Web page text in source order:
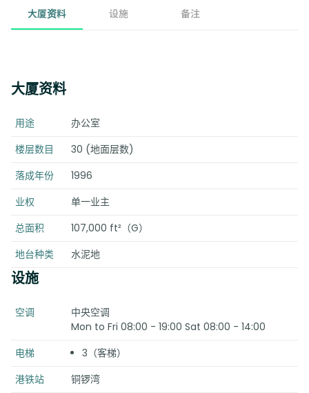
大厦资料 设施 备注
大厦资料
用途
办公室
楼层数目
30 (地面层数)
落成年份
1996
业权
单一业主
总面积
107,000 ft²（G）
地台种类
水泥地
设施
空调
中央空调
Mon to Fri 08:00 - 19:00 Sat 08:00 - 14:00
电梯
3（客梯）
港铁站
铜锣湾